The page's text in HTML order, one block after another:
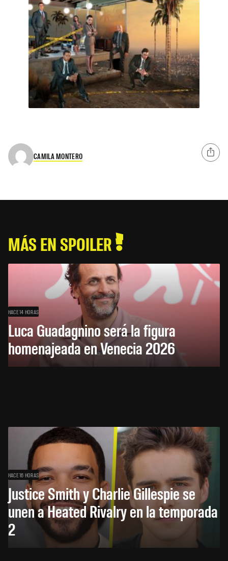
CAMILA MONTERO
MÁS EN SPOILER
HACE 14 HORAS
Luca Guadagnino será la figura
homenajeada en Venecia 2026
HACE 16 HORAS
Justice Smith y Charlie Gillespie se
unen a Heated Rivalry en la temporada
2